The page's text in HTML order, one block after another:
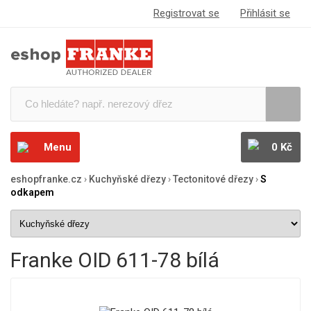
Registrovat se Přihlásit se
Menu 0 Kč
eshopfranke.cz › Kuchyňské dřezy›Tectonitové dřezy›S
odkapem
Franke OID 611-78 bílá